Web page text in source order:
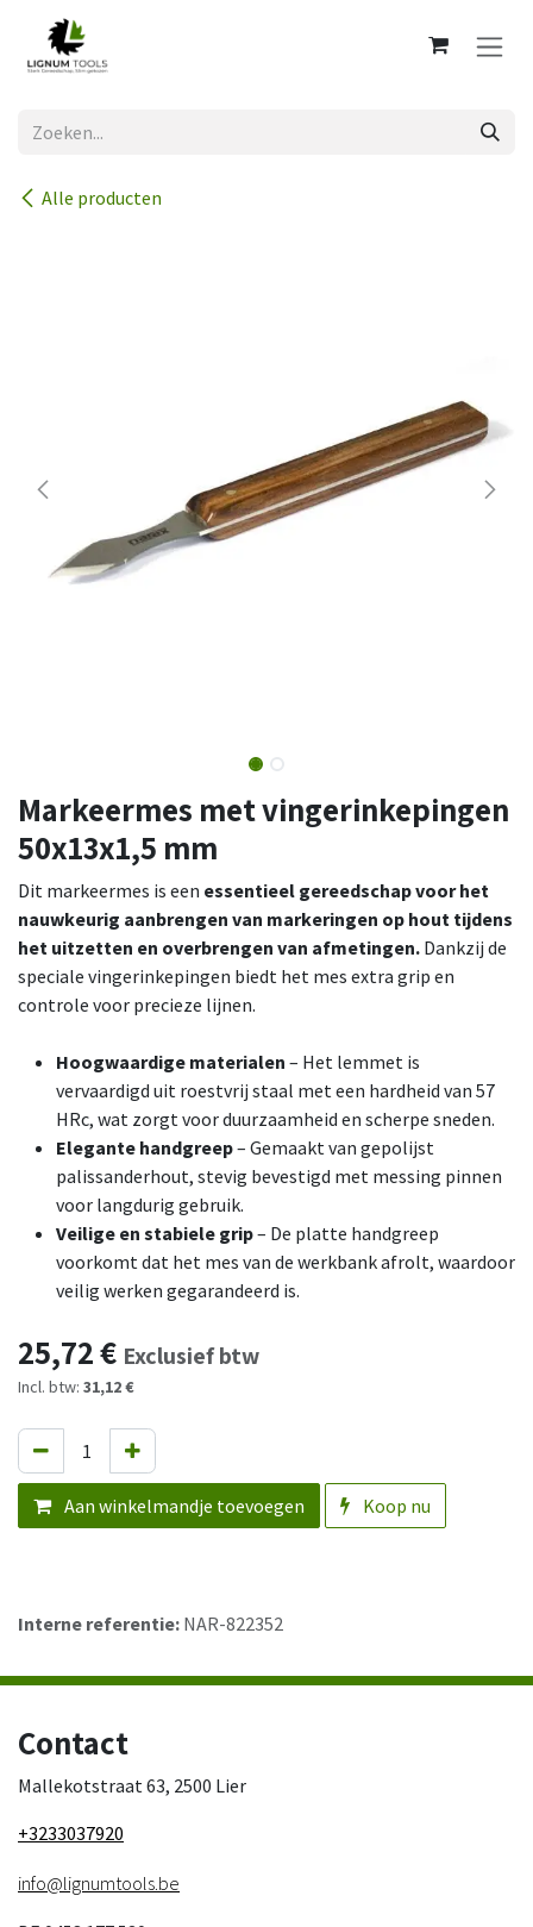
Overslaan naar inhoud
Alle producten
Markeermes met vingerinkepingen
50x13x1,5 mm
Dit markeermes is een essentieel gereedschap voor het
nauwkeurig aanbrengen van markeringen op hout tijdens
het uitzetten en overbrengen van afmetingen. Dankzij de
speciale vingerinkepingen biedt het mes extra grip en
controle voor precieze lijnen.
Hoogwaardige materialen – Het lemmet is
vervaardigd uit roestvrij staal met een hardheid van 57
HRc, wat zorgt voor duurzaamheid en scherpe sneden.
Elegante handgreep– Gemaakt van gepolijst
palissanderhout, stevig bevestigd met messing pinnen
voor langdurig gebruik.
Veilige en stabiele grip– De platte handgreep
voorkomt dat het mes van de werkbank afrolt, waardoor
veilig werken gegarandeerd is.
25,72€ Exclusief btw
Incl. btw: 31,12 €
Aan winkelmandje toevoegen Koop nu
Interne referentie: NAR-822352
Contact
Mallekotstraat 63, 2500 Lier
+3233037920
info@lignumtools.be